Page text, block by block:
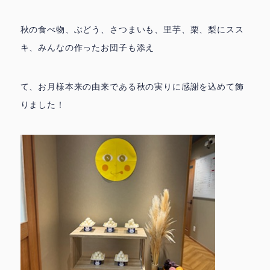
秋の食べ物、ぶどう、さつまいも、里芋、栗、梨にスス
キ、みんなの作ったお団子も添え
て、お月様本来の由来である秋の実りに感謝を込めて飾
りました！